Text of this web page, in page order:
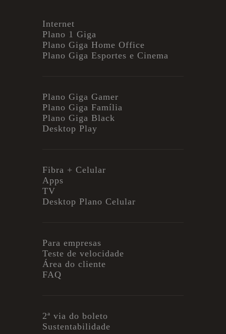
Internet
Plano 1 Giga
Plano Giga Home Office
Plano Giga Esportes e Cinema
Plano Giga Gamer
Plano Giga Família
Plano Giga Black
Desktop Play
Fibra + Celular
Apps
TV
Desktop Plano Celular
Para empresas
Teste de velocidade
Área do cliente
FAQ
2ª via do boleto
Sustentabilidade